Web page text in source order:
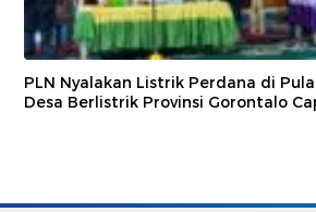
PLN Nyalakan Listrik Perdana di
Desa Berlistrik Provinsi Gorontalo